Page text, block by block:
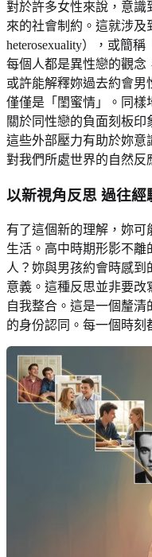
對於許多女性來說，意識
來的社會制約。這就涉及
heterosexuality），或簡
每個人都是異性戀的觀念
或許能解釋妳過去約會男
僅僅是「閨蜜情」。同
關於同性戀的負面刻板
這些外部壓力有助於妳意
對我們所處世界的自然反
以新視角反思 過往經
有了這個新的理解，妳可
生活。高中時期形影不離
人？妳與男孩約會時感
意義。這種反思並非要改
自我整合。這是一個釐
的身份認同。每一個時刻